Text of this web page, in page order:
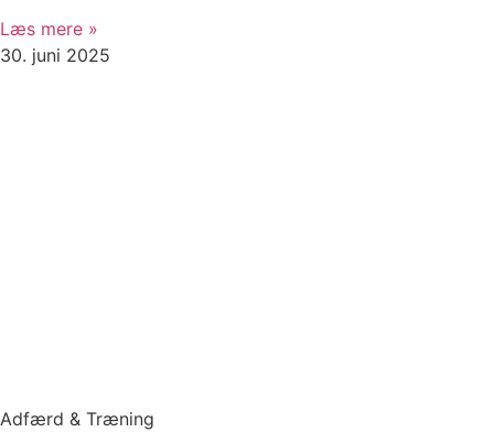
Læs mere »
30. juni 2025
Adfærd & Træning